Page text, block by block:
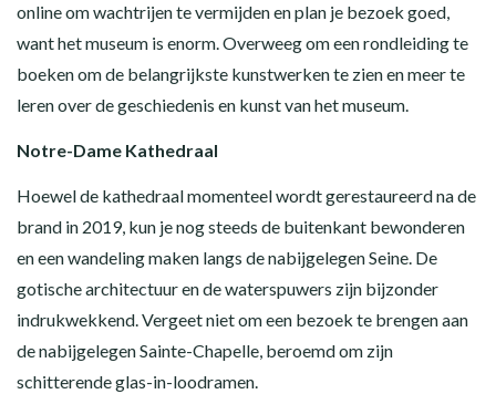
online om wachtrijen te vermijden en plan je bezoek goed,
want het museum is enorm. Overweeg om een rondleiding te
boeken om de belangrijkste kunstwerken te zien en meer te
leren over de geschiedenis en kunst van het museum.
Notre-Dame Kathedraal
Hoewel de kathedraal momenteel wordt gerestaureerd na de
brand in 2019, kun je nog steeds de buitenkant bewonderen
en een wandeling maken langs de nabijgelegen Seine. De
gotische architectuur en de waterspuwers zijn bijzonder
indrukwekkend. Vergeet niet om een bezoek te brengen aan
de nabijgelegen Sainte-Chapelle, beroemd om zijn
schitterende glas-in-loodramen.